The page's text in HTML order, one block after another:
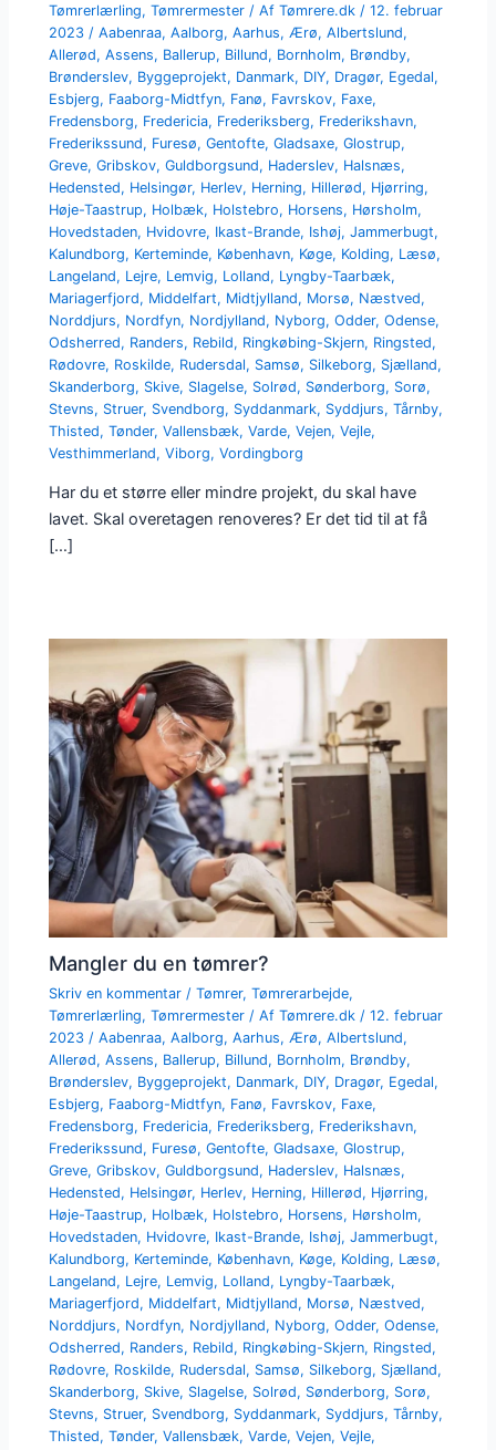
Tømrerlærling,Tømrermester / AfTømrere.dk /12. februar
2023 /Aabenraa,Aalborg,Aarhus, Ærø,Albertslund,
Allerød,Assens, Ballerup, Billund, Bornholm, Brøndby,
Brønderslev, Byggeprojekt, Danmark, DIY, Dragør, Egedal,
Esbjerg, Faaborg-Midtfyn, Fanø, Favrskov, Faxe,
Fredensborg, Fredericia, Frederiksberg, Frederikshavn,
Frederikssund, Furesø,Gentofte,Gladsaxe,Glostrup,
Greve,Gribskov,Guldborgsund, Haderslev, Halsnæs,
Hedensted, Helsingør, Herlev, Herning, Hillerød, Hjørring,
Høje-Taastrup, Holbæk, Holstebro, Horsens, Hørsholm,
Hovedstaden, Hvidovre, Ikast-Brande, Ishøj,Jammerbugt,
Kalundborg, Kerteminde, København, Køge, Kolding, Læsø,
Langeland, Lejre, Lemvig, Lolland, Lyngby-Taarbæk,
Mariagerfjord, Middelfart, Midtjylland, Morsø, Næstved,
Norddjurs, Nordfyn, Nordjylland, Nyborg,Odder,Odense,
Odsherred, Randers, Rebild, Ringkøbing-Skjern, Ringsted,
Rødovre, Roskilde, Rudersdal, Samsø, Silkeborg, Sjælland,
Skanderborg, Skive, Slagelse, Solrød, Sønderborg, Sorø,
Stevns, Struer, Svendborg, Syddanmark, Syddjurs,Tårnby,
Thisted,Tønder,Vallensbæk,Varde,Vejen,Vejle,
Vesthimmerland,Viborg,Vordingborg
Har du et større eller mindre projekt, du skal have
lavet. Skal overetagen renoveres? Er det tid til at få
[…]
Mangler du en tømrer?
Skriv en kommentar /Tømrer,Tømrerarbejde,
Tømrerlærling,Tømrermester / AfTømrere.dk/12. februar
2023/Aabenraa,Aalborg,Aarhus,Ærø,Albertslund,
Allerød,Assens, Ballerup, Billund, Bornholm, Brøndby,
Brønderslev, Byggeprojekt, Danmark, DIY, Dragør, Egedal,
Esbjerg, Faaborg-Midtfyn, Fanø, Favrskov, Faxe,
Fredensborg, Fredericia, Frederiksberg, Frederikshavn,
Frederikssund, Furesø,Gentofte,Gladsaxe,Glostrup,
Greve,Gribskov,Guldborgsund, Haderslev, Halsnæs,
Hedensted, Helsingør, Herlev, Herning, Hillerød, Hjørring,
Høje-Taastrup, Holbæk, Holstebro, Horsens, Hørsholm,
Hovedstaden, Hvidovre, Ikast-Brande, Ishøj,Jammerbugt,
Kalundborg, Kerteminde, København, Køge, Kolding, Læsø,
Langeland, Lejre, Lemvig, Lolland, Lyngby-Taarbæk,
Mariagerfjord, Middelfart, Midtjylland, Morsø, Næstved,
Norddjurs, Nordfyn, Nordjylland, Nyborg,Odder,Odense,
Odsherred, Randers, Rebild, Ringkøbing-Skjern, Ringsted,
Rødovre, Roskilde, Rudersdal, Samsø, Silkeborg, Sjælland,
Skanderborg, Skive, Slagelse, Solrød, Sønderborg, Sorø,
Stevns, Struer, Svendborg, Syddanmark, Syddjurs,Tårnby,
Thisted,Tønder,Vallensbæk,Varde,Vejen,Vejle,